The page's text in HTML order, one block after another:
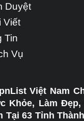
Duyệt
Viết
Tin
Vụ
Việt Nam
Khỏe, Làm Đẹp,
Tại 63 Tỉnh